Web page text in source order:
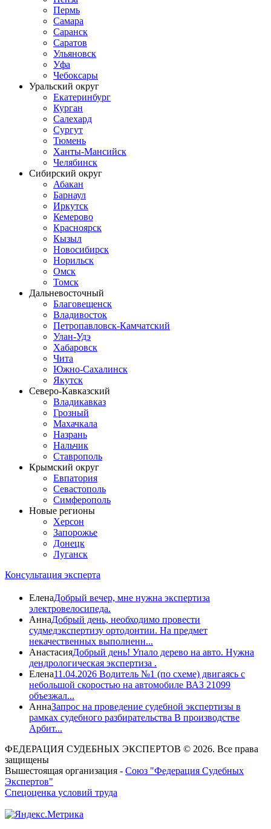
Пермь
Самара
Саранск
Саратов
Ульяновск
Уфа
Чебоксары
Уральский округ
Екатеринбург
Курган
Салехард
Сургут
Тюмень
Ханты-Мансийск
Челябинск
Сибирский округ
Абакан
Барнаул
Иркутск
Кемерово
Красноярск
Кызыл
Новосибирск
Норильск
Омск
Томск
Дальневосточный
Благовещенск
Владивосток
Петропавловск-Камчатский
Улан-Удэ
Хабаровск
Чита
Южно-Сахалинск
Якутск
Северо-Кавказский
Владикавказ
Грозный
Махачкала
Назрань
Нальчик
Ставрополь
Крымский округ
Евпатория
Севастополь
Симферополь
Новые регионы
Херсон
Запорожье
Донецк
Луганск
Консультация эксперта
ЕленаДобрый вечер, мне нужна экспертиза
электровелосипеда.
АннаДобрый день, необходимо провести
судмедэкспертизу ортодонтии. На предмет
некачественных выполненн...
АнастасияДобрый день! Упало дерево на авто. Нужна
дендрологическая экспертиза .
Елена11.04.2026 Водитель №1 (по схеме) двигаясь с
небольшой скоростью на автомобиле ВАЗ 21099
объезжал...
АннаЗапрос на проведение судебной экспертизы в
рамках судебного разбирательства В производстве
Арбит...
ФЕДЕРАЦИЯ СУДЕБНЫХ ЭКСПЕРТОВ © 2026. Все права
защищены
Вышестоящая организация - Союз "Федерация Судебных
Экспертов"
Спецоценка условий труда